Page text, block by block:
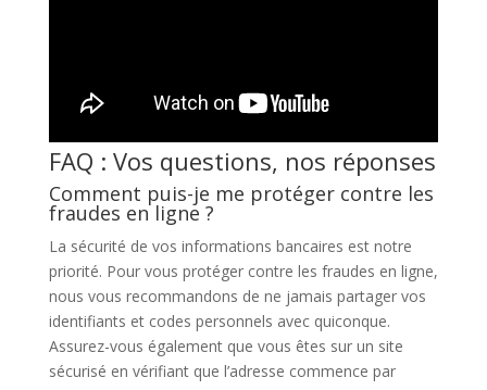
FAQ : Vos questions, nos réponses
Comment puis-je me protéger contre les
fraudes en ligne ?
La sécurité de vos informations bancaires est notre
priorité. Pour vous protéger contre les fraudes en ligne,
nous vous recommandons de ne jamais partager vos
identifiants et codes personnels avec quiconque.
Assurez-vous également que vous êtes sur un site
sécurisé en vérifiant que l’adresse commence par